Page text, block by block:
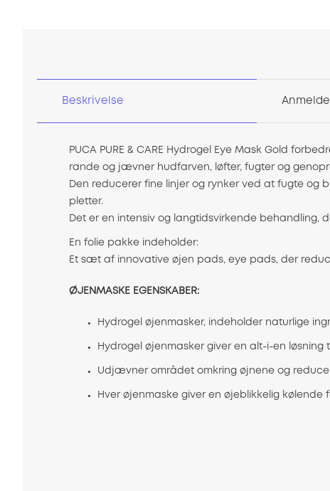
Beskrivelse
PUCA PURE & CARE Hydrogel Eye Mask Gold
rande og jævner hudfarven, løfter, fugter og
Den reducerer fine linjer og rynker ved at fugte
pletter.
Det er en intensiv og langtidsvirkende behandling,
En folie pakke indeholder:
Et sæt af innovative øjen pads, eye pads, der
ØJENMASKE EGENSKABER:
Hydrogel øjenmasker, indeholder naturlige
Hydrogel øjenmasker giver en alt-i-en
Udjævner området omkring øjnene og
Hver øjenmaske giver en øjeblikkelig